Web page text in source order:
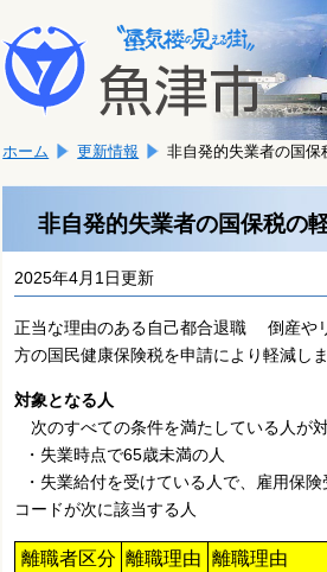
文
へ
移
ま
す。
こ
か
文
ホーム 更新情報 非自発的失業者の国保
非自発的失業者の国保税の
2025年4月1日更新
正当な理由のある自己都合退職 倒産や
方の国民健康保険税を申請により軽減しま
対象となる人
次のすべての条件を満たしている人が対
・失業時点で65歳未満の人
・失業給付を受けている人で、雇用保
コードが次に該当する人
離職者区分 離職理由
離職理由